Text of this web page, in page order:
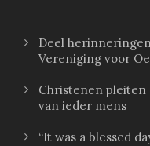
Deel
Vereniging voor
Christenen pleiten
van ieder mens
“It was a blessed